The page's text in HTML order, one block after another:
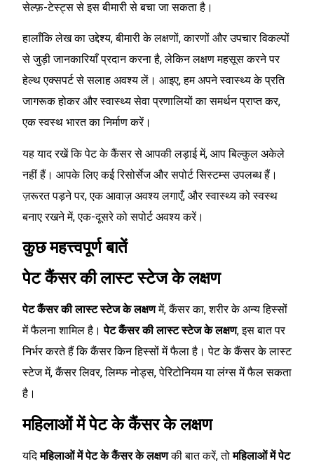
सेल्फ़-टेस्ट्स से इस बीमारी से बचा जा सकता है।
हालाँकि लेख का उद्देश्य, बीमारी के लक्षणों, कारणों और उपचार विकल्पों
से जुड़ी जानकारियाँ प्रदान करना है, लेकिन लक्षण महसूस करने पर
हेल्थ एक्सपर्ट से सलाह अवश्य लें। आइए, हम अपने स्वास्थ्य के प्रति
जागरूक होकर और स्वास्थ्य सेवा प्रणालियों का समर्थन प्राप्त कर,
एक स्वस्थ भारत का निर्माण करें।
यह याद रखें कि पेट के कैंसर से आपकी लड़ाई में, आप बिल्कुल अकेले
नहीं हैं। आपके लिए कई रिसोर्सेज और सपोर्ट सिस्टम्स उपलब्ध हैं।
ज़रूरत पड़ने पर, एक आवाज़ अवश्य लगाएँ, और स्वास्थ्य को स्वस्थ
बनाए रखने में, एक-दूसरे को सपोर्ट अवश्य करें।
कुछ महत्त्वपूर्ण बातें
पेट कैंसर की लास्ट स्टेज के लक्षण
पेट कैंसर की लास्ट स्टेज के लक्षणमें, कैंसर का, शरीर के अन्य हिस्सों
में फैलना शामिल है।पेट कैंसर की लास्ट स्टेज के लक्षण, इस बात पर
निर्भर करते हैं कि कैंसर किन हिस्सों में फैला है। पेट के कैंसर के लास्ट
स्टेज में, कैंसर लिवर, लिम्फ नोड्स, पेरिटोनियम या लंग्स में फैल सकता
है।
महिलाओं में पेट के कैंसर के लक्षण
यदिमहिलाओं में पेट के कैंसर के लक्षणकी बात करें, तोमहिलाओं में पेट